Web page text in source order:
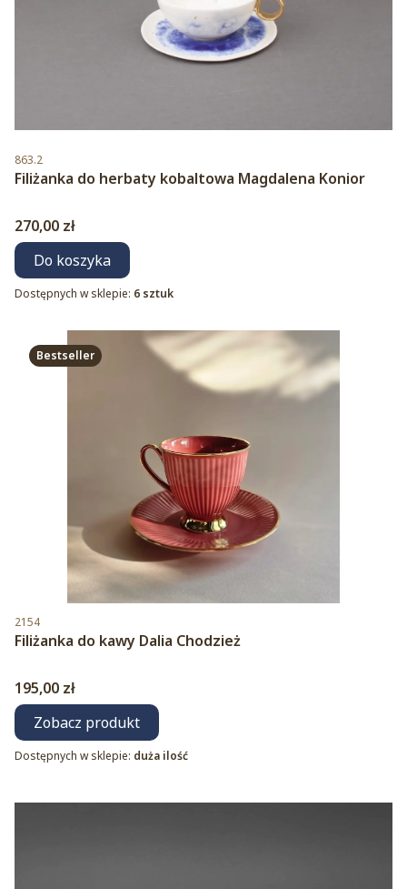
Kod produktu
863.2
Filiżanka do herbaty kobaltowa Magdalena Konior
Cena
270,00 zł
Do koszyka
Dostępnych w sklepie: 6 sztuk
Bestseller
Kod produktu
2154
Filiżanka do kawy Dalia Chodzież
Cena
195,00 zł
Zobacz produkt
Dostępnych w sklepie: duża ilość